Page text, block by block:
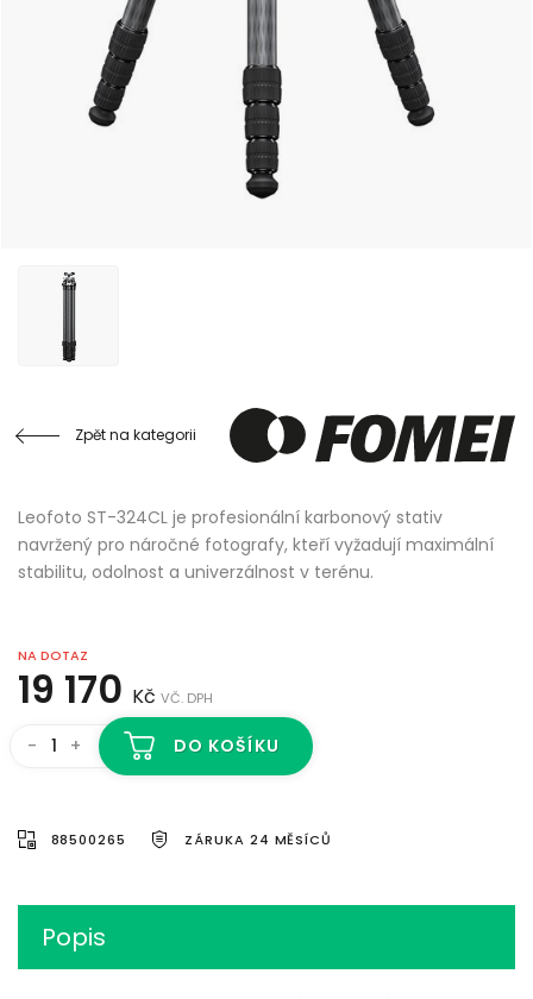
Zpět na kategorii
Leofoto ST-324CL je profesionální karbonový stativ
navržený pro náročné fotografy, kteří vyžadují maximální
stabilitu, odolnost a univerzálnost v terénu.
NA DOTAZ
19 170 Kč VČ. DPH
- + DO KOŠÍKU
88500265 ZÁRUKA 24 MĚSÍCŮ
Popis